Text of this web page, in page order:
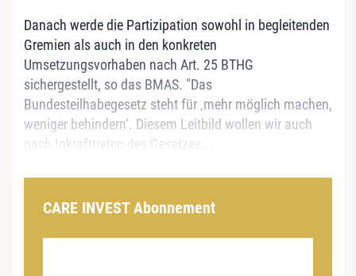
Danach werde die Partizipation sowohl in begleitenden
Gremien als auch in den konkreten
Umsetzungsvorhaben nach Art. 25 BTHG
sichergestellt, so das BMAS. "Das
Bundesteilhabegesetz steht für ‚mehr möglich machen,
weniger behindern‘. Diesem Leitbild wollen wir auch
nach Inkrafttreten des Gesetzes...
CARE INVEST Abonnement